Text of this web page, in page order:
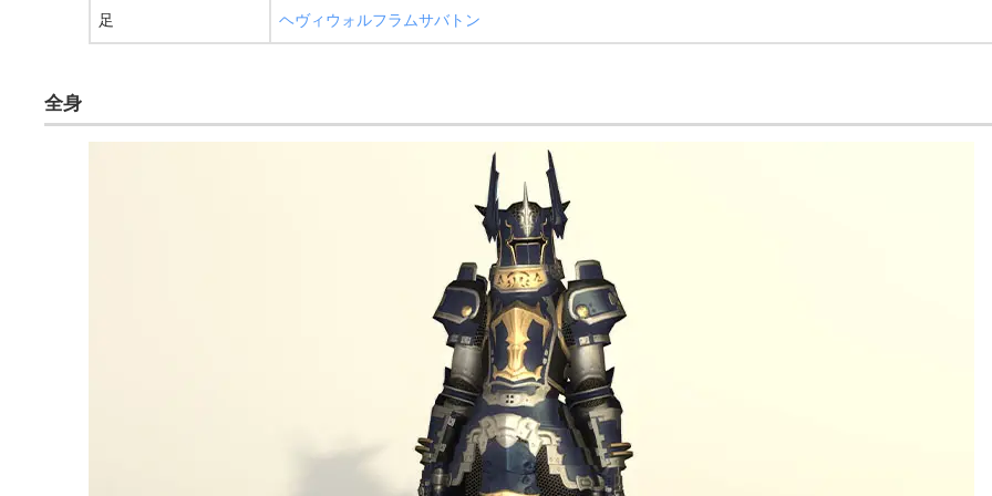
足 ヘヴィウォルフラムサバトン
全身